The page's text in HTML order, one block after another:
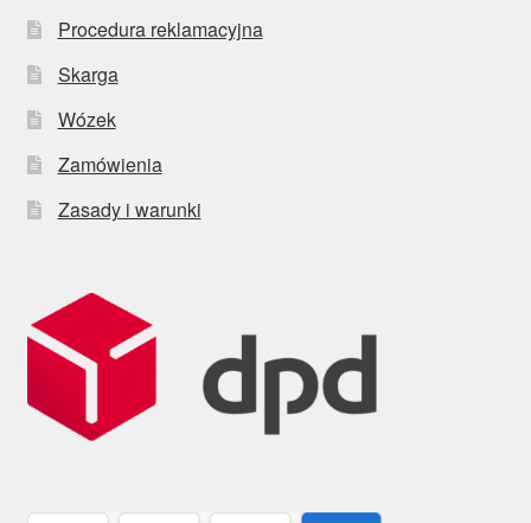
Procedura reklamacyjna
Skarga
Wózek
Zamówienia
Zasady i warunki